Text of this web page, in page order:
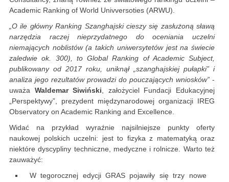
Academic Ranking of World Univversoties (ARWU).
„O ile główny Ranking Szanghajski cieszy się zasłużoną sławą
narzędzia raczej nieprzydatnego do oceniania uczelni
niemających noblistów (a takich uniwersytetów jest na świecie
zaledwie ok. 300), to Global Ranking of Academic Subject,
publikowany od 2017 roku, uniknął „szanghajskiej pułapki” i
analiza jego rezultatów prowadzi do pouczających wniosków” -
uważa Waldemar Siwiński, założyciel Fundacji Edukacyjnej
„Perspektywy”, prezydent międzynarodowej organizacji IREG
Observatory on Academic Ranking and Excellence.
Widać na przykład wyraźnie najsilniejsze punkty oferty
naukowej polskich uczelni: jest to fizyka z matematyką oraz
niektóre dyscypliny techniczne, medyczne i rolnicze. Warto też
zauważyć:
W tegorocznej edycji GRAS pojawiły się trzy nowe